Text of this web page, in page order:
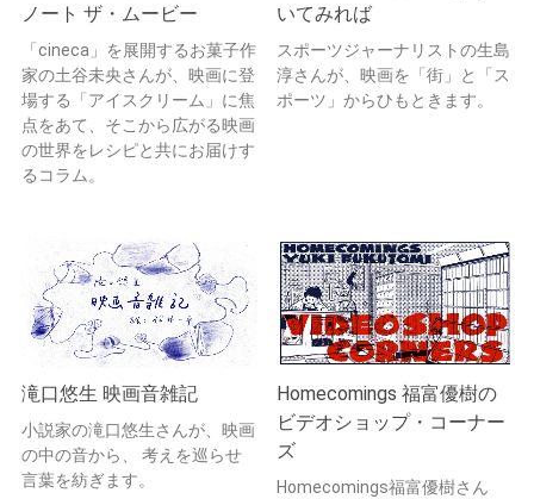
ノート ザ・ムービー
「cineca」を展開するお菓子作
家の土谷未央さんが、映画に登
場する「アイスクリーム」に焦
点をあて、そこから広がる映画
の世界をレシピと共にお届けす
るコラム。
いてみれば
スポーツジャーナリストの生島
淳さんが、映画を「街」と「ス
ポーツ」からひもときます。
滝口悠生 映画音雑記
小説家の滝口悠生さんが、映画
の中の音から、 考えを巡らせ
言葉を紡ぎます。
Homecomings 福富優樹の
ビデオショップ・コーナー
ズ
Homecomings福富優樹さん